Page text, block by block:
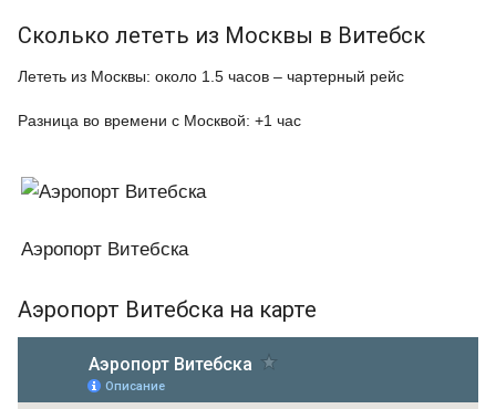
Сколько лететь из Москвы в Витебск
Лететь из Москвы: около 1.5 часов – чартерный рейс
Разница во времени с Москвой: +1 час
Аэропорт Витебска
Аэропорт Витебска на карте